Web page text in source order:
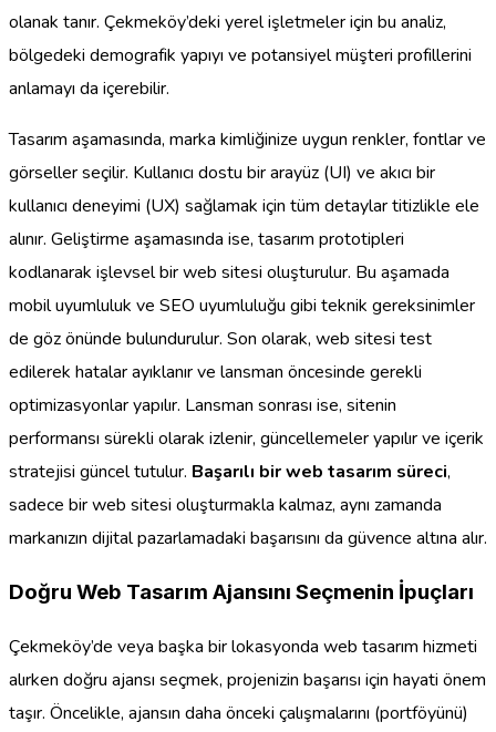
olanak tanır. Çekmeköy’deki yerel işletmeler için bu analiz,
bölgedeki demografik yapıyı ve potansiyel müşteri profillerini
anlamayı da içerebilir.
Tasarım aşamasında, marka kimliğinize uygun renkler, fontlar ve
görseller seçilir. Kullanıcı dostu bir arayüz (UI) ve akıcı bir
kullanıcı deneyimi (UX) sağlamak için tüm detaylar titizlikle ele
alınır. Geliştirme aşamasında ise, tasarım prototipleri
kodlanarak işlevsel bir web sitesi oluşturulur. Bu aşamada
mobil uyumluluk ve SEO uyumluluğu gibi teknik gereksinimler
de göz önünde bulundurulur. Son olarak, web sitesi test
edilerek hatalar ayıklanır ve lansman öncesinde gerekli
optimizasyonlar yapılır. Lansman sonrası ise, sitenin
performansı sürekli olarak izlenir, güncellemeler yapılır ve içerik
stratejisi güncel tutulur. Başarılı bir web tasarım süreci,
sadece bir web sitesi oluşturmakla kalmaz, aynı zamanda
markanızın dijital pazarlamadaki başarısını da güvence altına alır.
Doğru Web Tasarım Ajansını Seçmenin İpuçları
Çekmeköy’de veya başka bir lokasyonda web tasarım hizmeti
alırken doğru ajansı seçmek, projenizin başarısı için hayati önem
taşır. Öncelikle, ajansın daha önceki çalışmalarını (portföyünü)